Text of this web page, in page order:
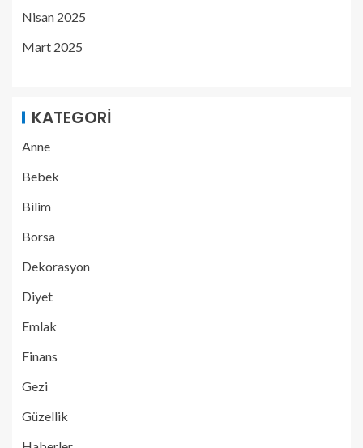
Nisan 2025
Mart 2025
KATEGORI
Anne
Bebek
Bilim
Borsa
Dekorasyon
Diyet
Emlak
Finans
Gezi
Güzellik